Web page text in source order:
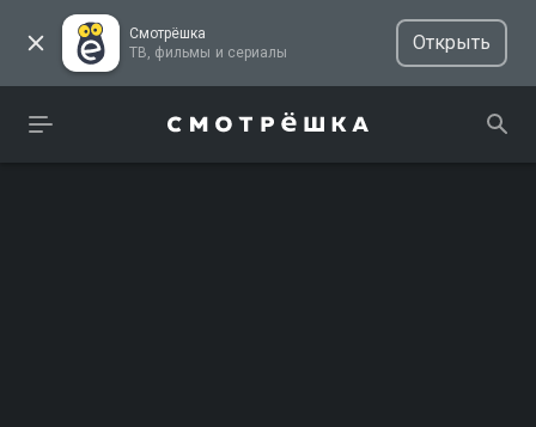
Смотрёшка
ТВ, фильмы и сериалы
Открыть